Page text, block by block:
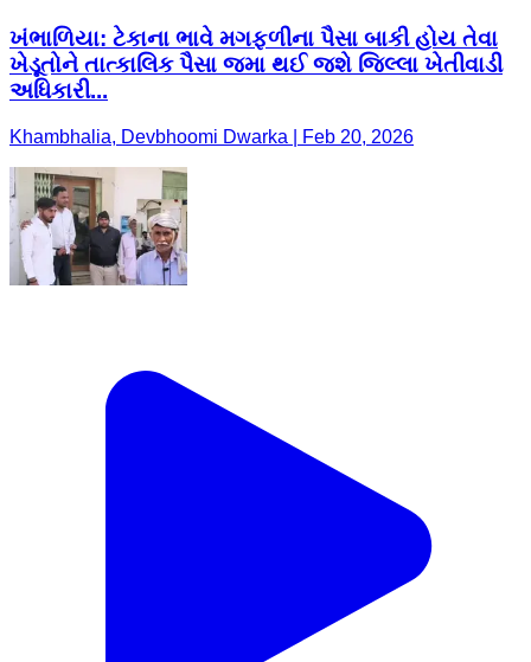
ખંભાળિયા: ટેકાના ભાવે મગફળીના પૈસા બાકી હોય તેવા
ખેડૂતોને તાત્કાલિક પૈસા જમા થઈ જશે જિલ્લા ખેતીવાડી
અધિકારી...
Khambhalia, Devbhoomi Dwarka | Feb 20, 2026